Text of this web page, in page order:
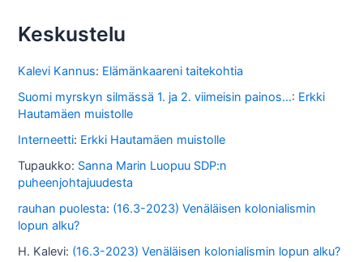
s
o
s
s
a
Keskustelu
Kalevi Kannus: Elämänkaareni taitekohtia
Suomi myrskyn silmässä 1. ja 2. viimeisin painos...: Erkki
Hautamäen muistolle
Interneetti: Erkki Hautamäen muistolle
Tupaukko: Sanna Marin Luopuu SDP:n
puheenjohtajuudesta
rauhan puolesta: (16.3-2023) Venäläisen kolonialismin
lopun alku?
H. Kalevi: (16.3-2023) Venäläisen kolonialismin lopun alku?